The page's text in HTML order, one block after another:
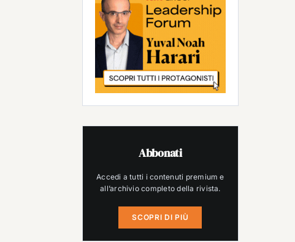
Abbonati
Accedi a tutti i contenuti premium e
all’archivio completo della rivista.
SCOPRI DI PIÙ